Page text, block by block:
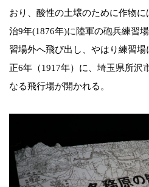
おり、酸性の土壌のために作物
治9年(1876年)に陸軍の砲兵練習
習場外へ飛び出し、やはり練習
正6年（1917年）に、埼玉県所沢
なる飛行場が開かれる。